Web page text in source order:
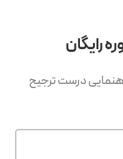
رایگان
درست ترجیح